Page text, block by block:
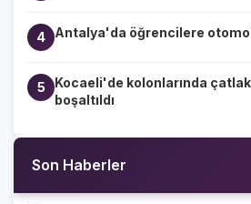
4 Antalya'da öğrencilere
5
Kocaeli'de kolonlarında
boşaltıldı
Son Haberler